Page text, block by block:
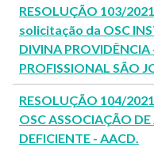
RESOLUÇÃO 103/
solicitação da OSC
DIVINA
PROFISSIONAL SÃO
RESOLUÇÃO 104/
OSC ASSOCIAÇÃO
DEFICIENTE - AACD.